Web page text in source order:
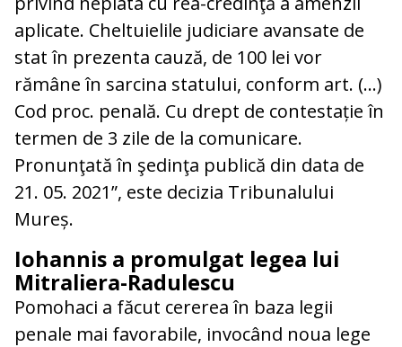
aplicate. Cheltuielile judiciare avansate de
stat în prezenta cauză, de 100 lei vor
rămâne în sarcina statului, conform art. (…)
Cod proc. penală. Cu drept de contestație în
termen de 3 zile de la comunicare.
Pronunţată în şedinţa publică din data de
21. 05. 2021”, este decizia Tribunalului
Mureș.
Iohannis a promulgat legea lui
Mitraliera-Radulescu
Pomohaci a făcut cererea în baza legii
penale mai favorabile, invocând noua lege